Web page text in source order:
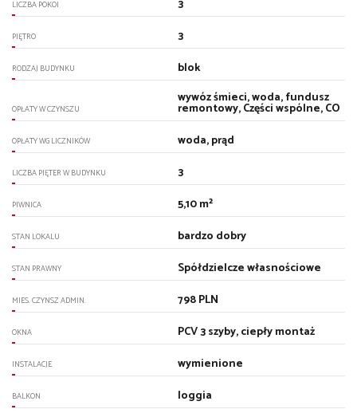
LICZBA POKOI 3
PIĘTRO 3
RODZAJ BUDYNKU blok
OPŁATY W CZYNSZU
wywóz śmieci, woda, fundusz
remontowy, Części wspólne, CO
OPŁATY WG LICZNIKÓW woda, prąd
LICZBA PIĘTER W BUDYNKU 3
PIWNICA 5,10 m²
STAN LOKALU bardzo dobry
STAN PRAWNY Spółdzielcze własnościowe
MIES. CZYNSZ ADMIN. 798 PLN
OKNA PCV 3 szyby, ciepły montaż
INSTALACJE wymienione
BALKON loggia